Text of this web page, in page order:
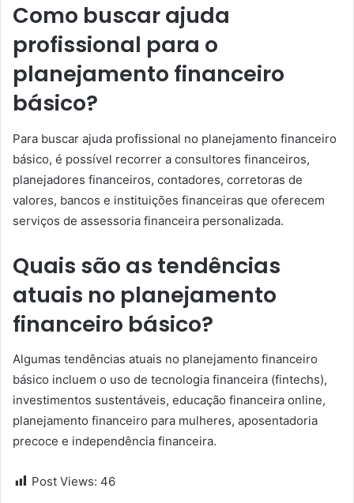
Como buscar ajuda
profissional para o
planejamento financeiro
básico?
Para buscar ajuda profissional no planejamento financeiro
básico, é possível recorrer a consultores financeiros,
planejadores financeiros, contadores, corretoras de
valores, bancos e instituições financeiras que oferecem
serviços de assessoria financeira personalizada.
Quais são as tendências
atuais no planejamento
financeiro básico?
Algumas tendências atuais no planejamento financeiro
básico incluem o uso de tecnologia financeira (fintechs),
investimentos sustentáveis, educação financeira online,
planejamento financeiro para mulheres, aposentadoria
precoce e independência financeira.
Post Views: 46